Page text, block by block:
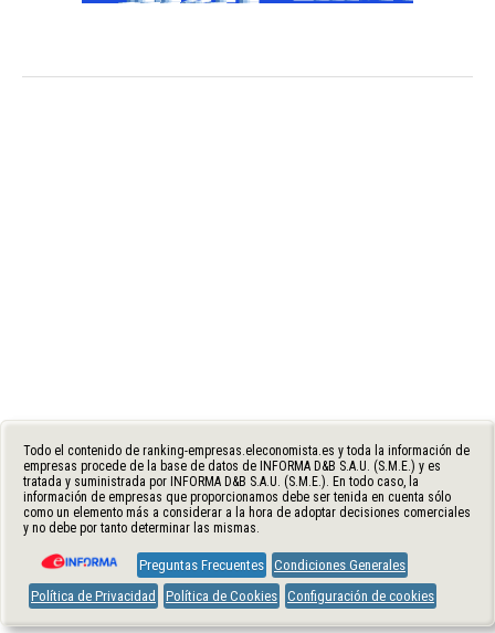
Todo el contenido de ranking-empresas.eleconomista.es y toda la información de
empresas procede de la base de datos de INFORMA D&B S.A.U. (S.M.E.) y es
tratada y suministrada por INFORMA D&B S.A.U. (S.M.E.). En todo caso, la
información de empresas que proporcionamos debe ser tenida en cuenta sólo
como un elemento más a considerar a la hora de adoptar decisiones comerciales
y no debe por tanto determinar las mismas.
Preguntas Frecuentes Condiciones Generales
Política de Privacidad
Política de Cookies Configuración de cookies